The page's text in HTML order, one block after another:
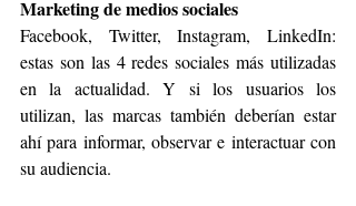
Marketing de medios sociales
Facebook, Twitter, Instagram, LinkedIn:
estas son las 4 redes sociales más utilizadas
en la actualidad. Y si los usuarios los
utilizan, las marcas también deberían estar
ahí para informar, observar e interactuar con
su audiencia.